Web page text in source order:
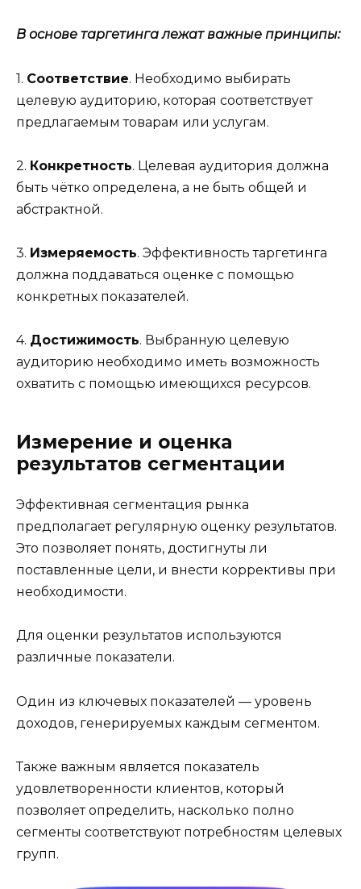
В основе таргетинга лежат важные принципы:
1. Соответствие. Необходимо выбирать
целевую аудиторию, которая соответствует
предлагаемым товарам или услугам.
2. Конкретность. Целевая аудитория должна
быть чётко определена, а не быть общей и
абстрактной.
3. Измеряемость. Эффективность таргетинга
должна поддаваться оценке с помощью
конкретных показателей.
4. Достижимость. Выбранную целевую
аудиторию необходимо иметь возможность
охватить с помощью имеющихся ресурсов.
Измерение и оценка
результатов сегментации
Эффективная сегментация рынка
предполагает регулярную оценку результатов.
Это позволяет понять, достигнуты ли
поставленные цели, и внести коррективы при
необходимости.
Для оценки результатов используются
различные показатели.
Один из ключевых показателей — уровень
доходов, генерируемых каждым сегментом.
Также важным является показатель
удовлетворенности клиентов, который
позволяет определить, насколько полно
сегменты соответствуют потребностям целевых
групп.